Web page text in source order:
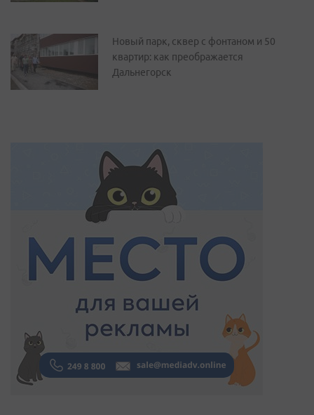
Новый парк, сквер с фонтаном и 50
квартир: как преображается
Дальнегорск